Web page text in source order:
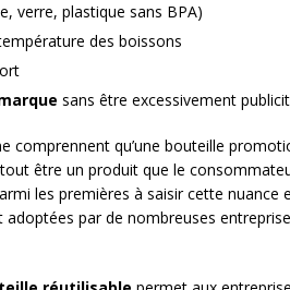
verre, plastique sans BPA)
des boissons
sans être excessivement
comprennent qu’une bouteille
être un produit que le
les premières à saisir cette nuance
par de nombreuses